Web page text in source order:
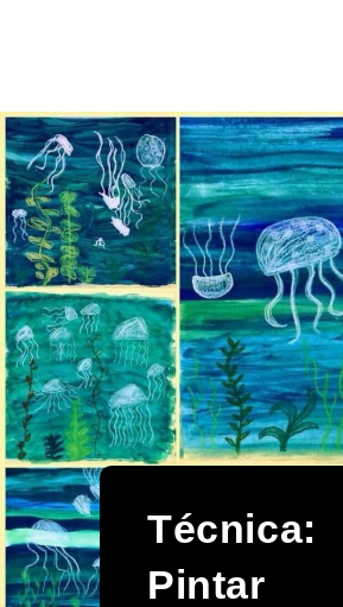
Técnica:
Pintar